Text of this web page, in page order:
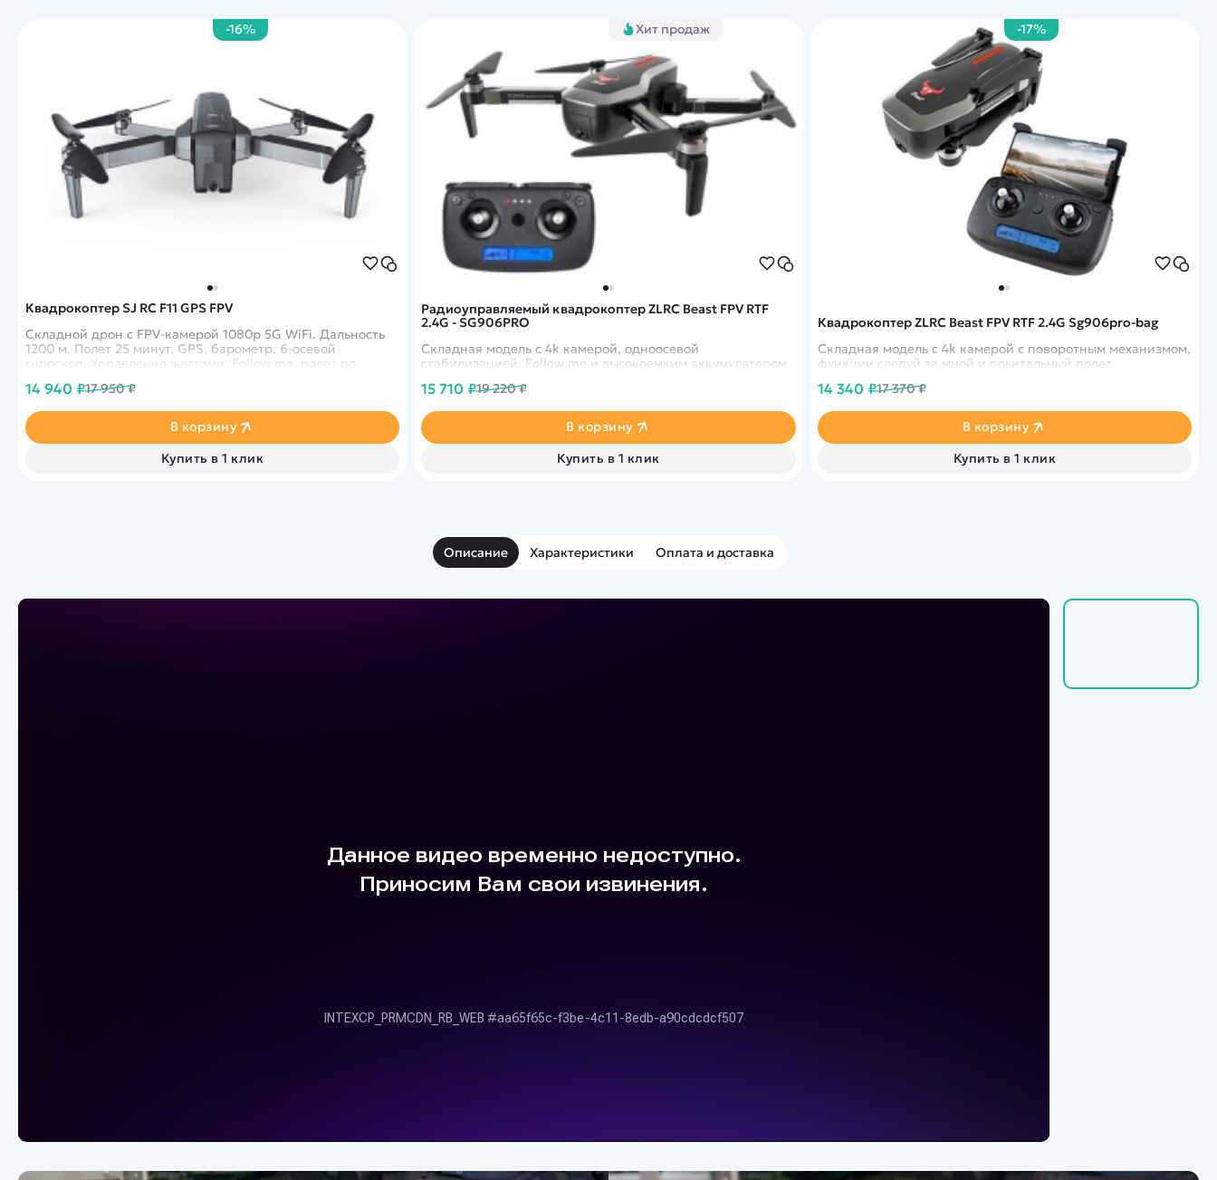
-16%
Квадрокоптер SJ RC F11 GPS FPV
Складной дрон с FPV-камерой 1080p 5G WiFi. Дальность
1200 м. Полет 25 минут. GPS, барометр, 6-осевой
гироскоп. Управление жестами, Follow me, полет по
14 940 ₽17 950 ₽
В корзину
Купить в 1 клик
Хит продаж
Радиоуправляемый квадрокоптер ZLRC Beast FPV RTF
2.4G - SG906PRO
Складная модель с 4k камерой, одноосевой
стабилизацией, Follow me и высокоемким аккумулятором
15 710 ₽19 220 ₽
В корзину
Купить в 1 клик
-17%
Квадрокоптер ZLRC Beast FPV RTF 2.4G Sg906pro-bag
Складная модель с 4k камерой с поворотным механизмом,
функции следуй за мной и орьитальный полет
14 340 ₽17 370 ₽
В корзину
Купить в 1 клик
Описание Характеристики Оплата и доставка